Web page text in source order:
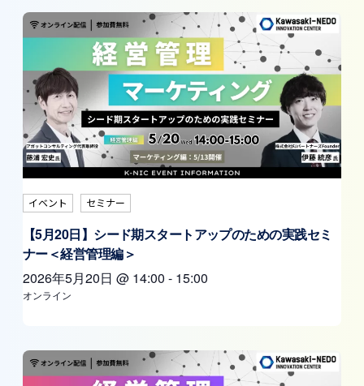
イベント セミナー
【5月20日】シード期スタートアップのための実践セミ
ナー＜経営管理編＞
2026年5月20日 @ 14:00 - 15:00
オンライン